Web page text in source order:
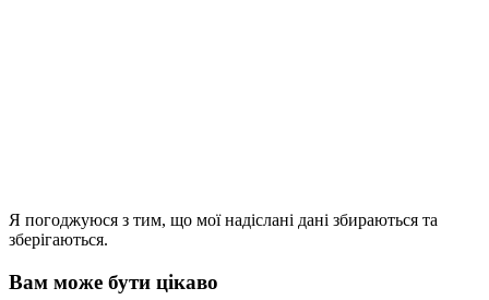
Я погоджуюся з тим, що мої надіслані дані збираються та
зберігаються.
Вам може бути цікаво